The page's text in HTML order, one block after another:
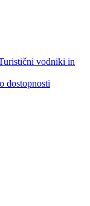
vodniki in
dostopnosti